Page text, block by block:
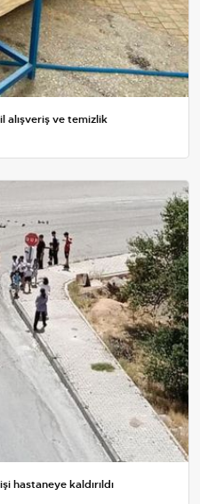
alışveriş ve temizlik
hastaneye kaldırıldı